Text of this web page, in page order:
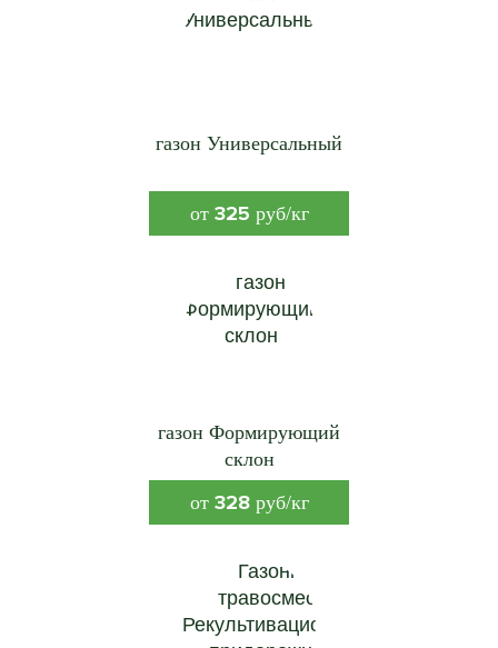
газон Универсальный
от 325 руб/кг
газон Формирующий
склон
от 328руб/кг